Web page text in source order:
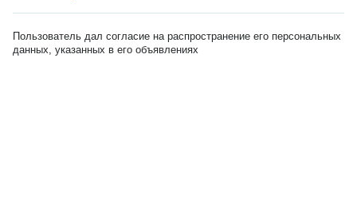
Пользователь дал согласие на распространение его персональных
данных, указанных в его объявлениях